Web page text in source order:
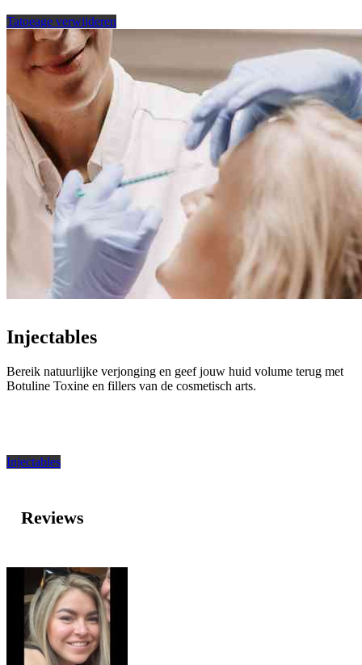
Tatoeage verwijderen
Injectables
Bereik natuurlijke verjonging en geef jouw huid volume terug met
Botuline Toxine en fillers van de cosmetisch arts.
Injectables
Reviews